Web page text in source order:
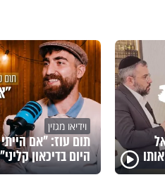
וידיאו מגזין
תום עוז: "אם
היום בדיכאון קליני"